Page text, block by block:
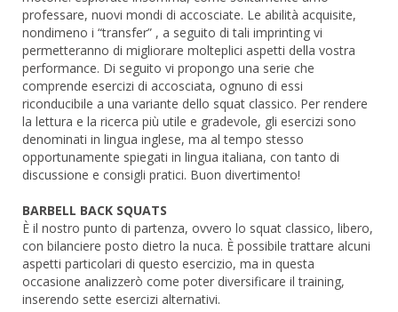
professare, nuovi mondi di accosciate. Le abilità acquisite,
nondimeno i “transfer” , a seguito di tali imprinting vi
permetteranno di migliorare molteplici aspetti della vostra
performance. Di seguito vi propongo una serie che
comprende esercizi di accosciata, ognuno di essi
riconducibile a una variante dello squat classico. Per rendere
la lettura e la ricerca più utile e gradevole, gli esercizi sono
denominati in lingua inglese, ma al tempo stesso
opportunamente spiegati in lingua italiana, con tanto di
discussione e consigli pratici. Buon divertimento!
BARBELL BACK SQUATS
È il nostro punto di partenza, ovvero lo squat classico, libero,
con bilanciere posto dietro la nuca. È possibile trattare alcuni
aspetti particolari di questo esercizio, ma in questa
occasione analizzerò come poter diversificare il training,
inserendo sette esercizi alternativi.